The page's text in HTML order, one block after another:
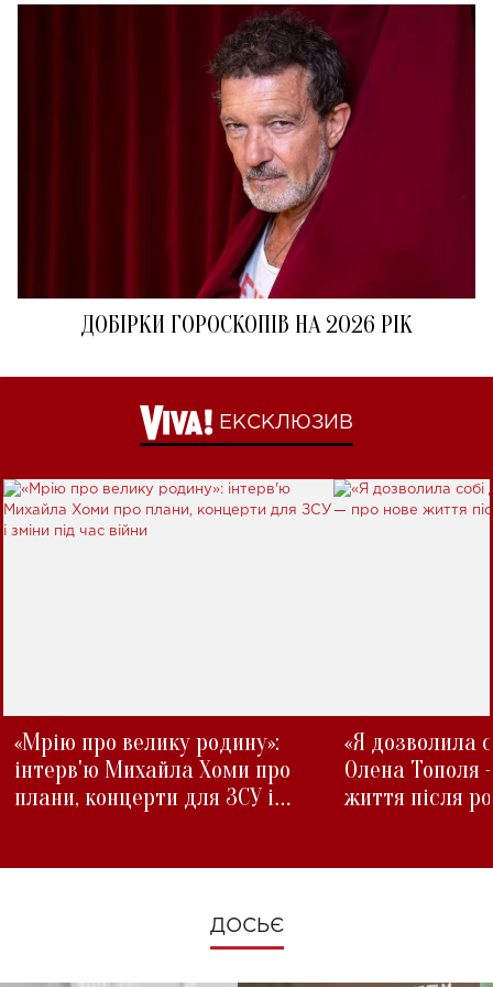
ДОБІРКИ ГОРОСКОПІВ НА 2026 РІК
ЕКСКЛЮЗИВ
«Мрію про велику родину»:
інтерв'ю Михайла Хоми про
плани, концерти для ЗСУ і
«Я дозволила
Олена Тополя
життя після
ДОСЬЄ